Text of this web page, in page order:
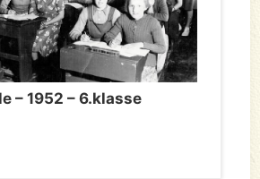
– 1952 – 6.klasse